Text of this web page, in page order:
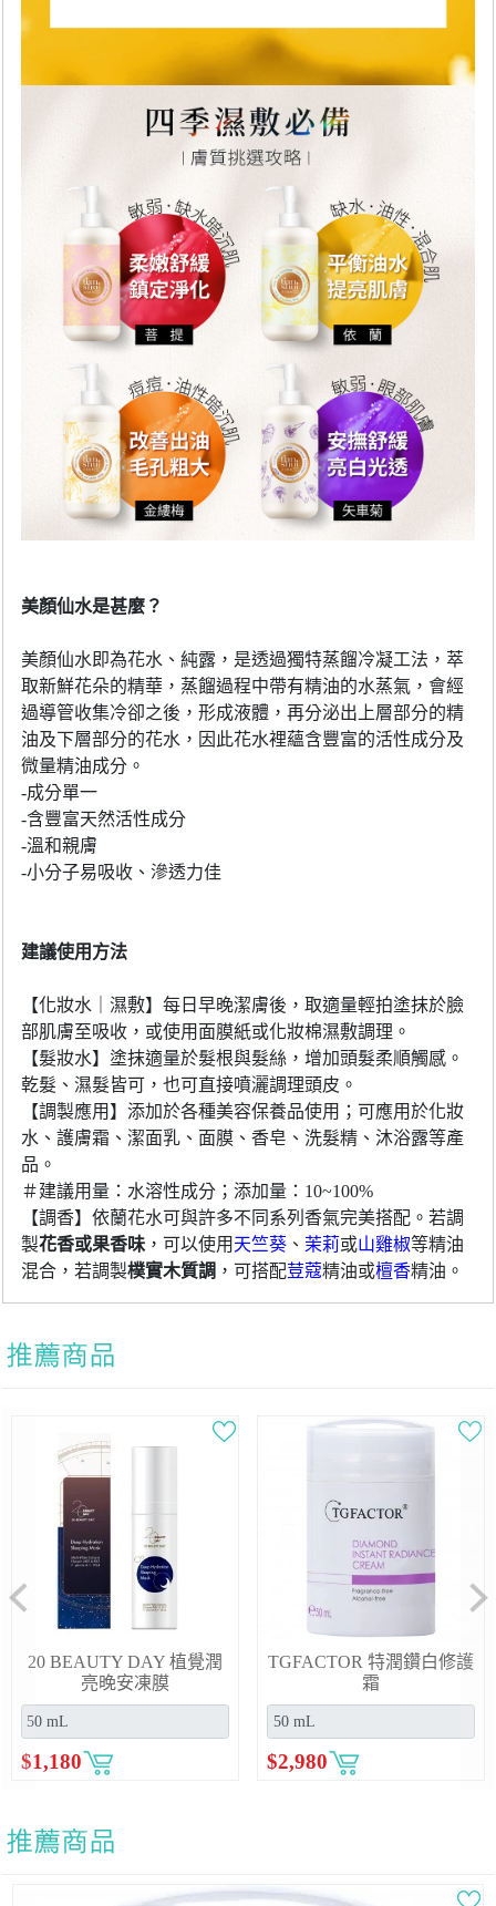
美顏仙水是甚麼？
美顏仙水即為花水、純露，是透過獨特蒸餾冷凝工法，萃
取新鮮花朵的精華， 蒸餾過程中帶有精油的水蒸氣，會經
過導管收集冷卻之後，形成液體， 再分泌出上層部分的精
油及下層部分的花水， 因此花水裡蘊含豐富的活性成分及
微量精油成分。
-成分單一
-含豐富天然活性成分
-溫和親膚
-小分子易吸收、滲透力佳
建議使用方法
【化妝水｜濕敷】每日早晚潔膚後，取適量輕拍塗抹於臉
部肌膚至吸收，或使用面膜紙或化妝棉濕敷調理 。
【髮妝水】 塗抹適量於髮根與髮絲，增加頭髮柔順觸感。
乾髮、濕髮皆可，也可直接噴灑調理頭皮 。
【調製應用】添加於各種美容保養品使用；可應用於化妝
水、護膚霜、潔面乳、面膜、香皂、洗髮精、沐浴露等產
品 。
＃建議用量：水溶性成分；添加量：10~100%
【調香】依蘭花水可與許多不同系列香氣完美搭配。若調
製花香或果香味，可以使用 天竺葵、 茉莉或山雞椒等精油
混合，若調製樸實木質調 ，可搭配荳蔻精油或檀香精油。
20 BEAUTY DAY 植覺潤
亮晚安凍膜
$1,180
TGFACTOR 特潤鑽白修護
霜
$2,980
Previous